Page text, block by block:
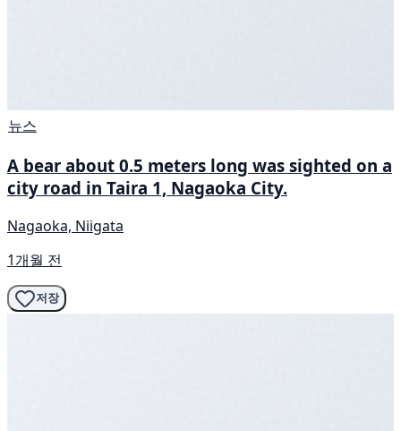
뉴스
A bear about 0.5 meters long was sighted on a
city road in Taira 1, Nagaoka City.
Nagaoka, Niigata
1개월 전
저장